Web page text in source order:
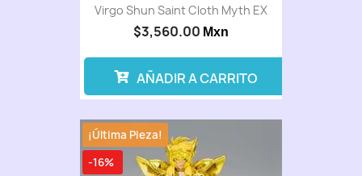
Virgo Shun Saint Cloth Myth EX
$3,560.00 Mxn
AÑADIR A CARRITO
-16%
¡Última Pieza!